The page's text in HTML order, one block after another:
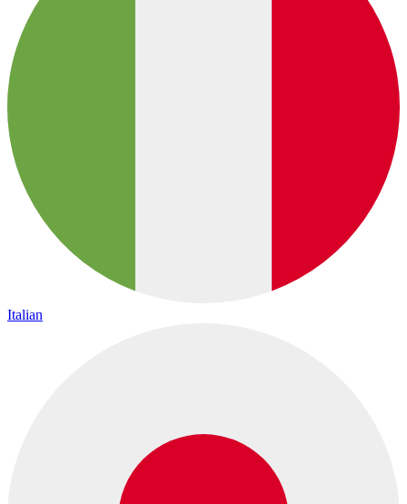
Italian